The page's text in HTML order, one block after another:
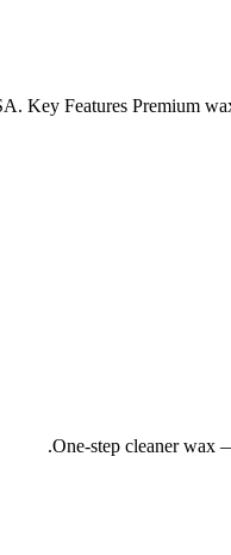
Key Features Premium
One-step cleaner wax